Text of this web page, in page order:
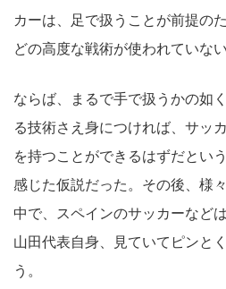
カーは、足で扱うことが前提の
どの高度な戦術が使われていな
ならば、まるで手で扱うかの如
る技術さえ身につければ、サッ
を持つことができるはずだとい
感じた仮説だった。その後、様
中で、スペインのサッカーなど
山田代表自身、見ていてピンと
う。